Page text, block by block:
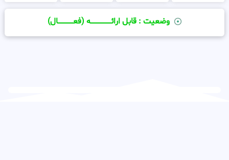
وضعیت : قابل ارائــــــــــــــــــــه (فعـــــــــــــــال)